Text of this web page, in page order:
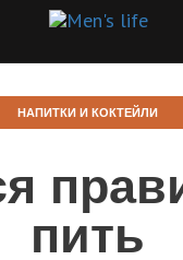
НАПИТКИ И КОКТЕЙЛИ
пить